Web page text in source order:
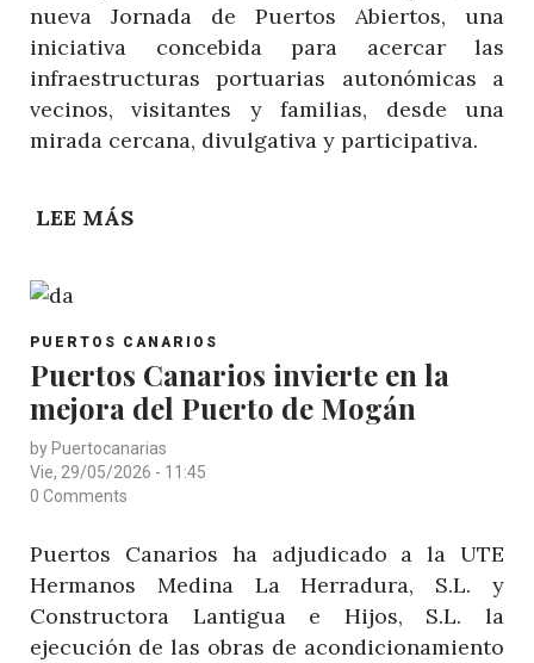
nueva Jornada de Puertos Abiertos, una
iniciativa concebida para acercar las
infraestructuras portuarias autonómicas a
vecinos, visitantes y familias, desde una
mirada cercana, divulgativa y participativa.
LEE MÁS
ESTE
VIERNES
EN
PASITO
BLANCO
JORNADA
DE
PUERTOS
ABIERTOS
POST
PUERTOS CANARIOS
Puertos Canarios invierte en la
mejora del Puerto de Mogán
by Puertocanarias
Vie, 29/05/2026 - 11:45
0 Comments
Puertos Canarios ha adjudicado a la UTE
Hermanos Medina La Herradura, S.L. y
Constructora Lantigua e Hijos, S.L. la
ejecución de las obras de acondicionamiento